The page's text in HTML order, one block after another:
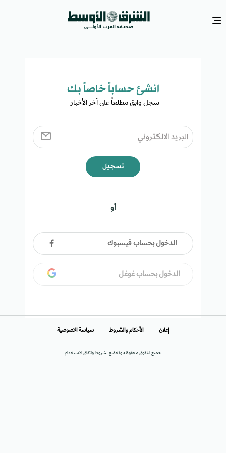
انشئ حساباً خاصاً بك​
سجل وابق مطلعاً على آخر الأخبار ​
تسجيل
أو
الدخول بحساب فيسبوك
الدخول بحساب غوغل
جميع الحقوق محفوظة وتخضع لشروط واتفاق الاستخدام
إعلان الأحكام والشروط سياسة الخصوصية